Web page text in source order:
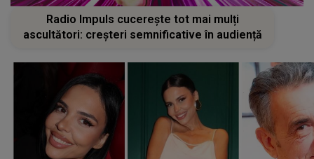
Radio Impuls cucerește tot mai mulți
ascultători: creșteri semnificative în audiență